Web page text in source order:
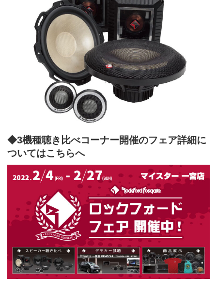
◆3機種聴き比べコーナー開催のフェア詳細に
ついてはこちらへ